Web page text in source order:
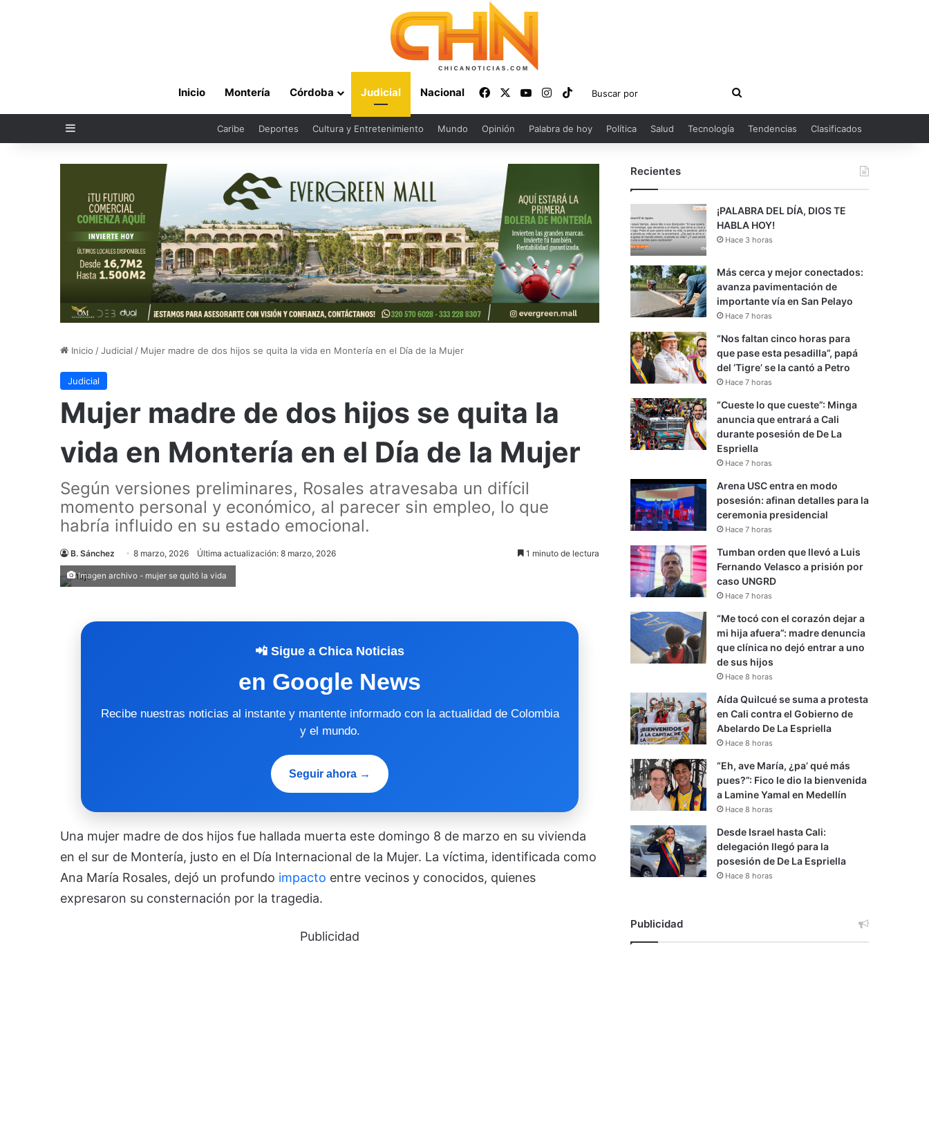
Inicio Montería Córdoba Judicial Nacional FacebookYouTubeInstagram
TikTok
Buscar
por
Sidebar Caribe Deportes Cultura y Entretenimiento Mundo Opinión Palabra de hoy Política Salud Tecnología Tendencias Clasificados
Inicio /Judicial / Mujer madre de dos hijos se quita la vida en Montería en el Día de la Mujer
Judicial
Mujer madre de dos hijos se quita la
vida en Montería en el Día de la Mujer
Según versiones preliminares, Rosales atravesaba un difícil
momento personal y económico, al parecer sin empleo, lo que
habría influido en su estado emocional.
B. Sánchez 8 marzo, 2026 Última actualización: 8 marzo, 2026 1 minuto de lectura
Imagen archivo - mujer se quitó la vida
📲 Sigue a Chica Noticias
en Google News
Recibe nuestras noticias al instante y mantente informado con la actualidad de Colombia
y el mundo.
Seguir ahora →
Una mujer madre de dos hijos fue hallada muerta este domingo 8 de marzo en su vivienda
en el sur de Montería, justo en el Día Internacional de la Mujer. La víctima, identificada como
Ana María Rosales, dejó un profundo impacto entre vecinos y conocidos, quienes
expresaron su consternación por la tragedia.
Publicidad
Recientes
¡PALABRA DEL DÍA, DIOS TE
HABLA HOY!
Hace 3 horas
Más cerca y mejor conectados:
avanza pavimentación de
importante vía en San Pelayo
Hace 7 horas
“Nos faltan cinco horas para
que pase esta pesadilla”, papá
del ‘Tigre’ se la cantó a Petro
Hace 7 horas
“Cueste lo que cueste”: Minga
anuncia que entrará a Cali
durante posesión de De La
Espriella
Hace 7 horas
Arena USC entra en modo
posesión: afinan detalles para la
ceremonia presidencial
Hace 7 horas
Tumban orden que llevó a Luis
Fernando Velasco a prisión por
caso UNGRD
Hace 7 horas
“Me tocó con el corazón dejar a
mi hija afuera”: madre denuncia
que clínica no dejó entrar a uno
de sus hijos
Hace 8 horas
Aída Quilcué se suma a protesta
en Cali contra el Gobierno de
Abelardo De La Espriella
Hace 8 horas
“Eh, ave María, ¿pa’ qué más
pues?”: Fico le dio la bienvenida
a Lamine Yamal en Medellín
Hace 8 horas
Desde Israel hasta Cali:
delegación llegó para la
posesión de De La Espriella
Hace 8 horas
Publicidad